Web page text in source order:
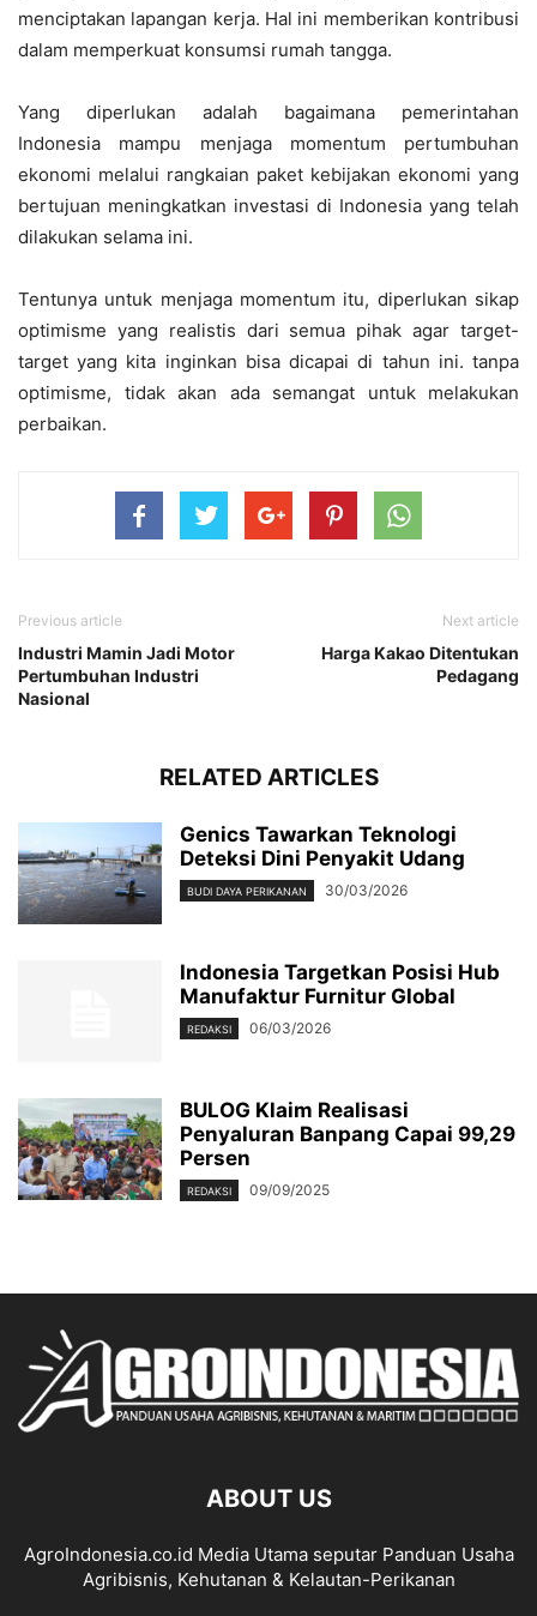
menciptakan lapangan kerja. Hal ini memberikan kontribusi
dalam memperkuat konsumsi rumah tangga.
Yang diperlukan adalah bagaimana pemerintahan
Indonesia mampu menjaga momentum pertumbuhan
ekonomi melalui rangkaian paket kebijakan ekonomi yang
bertujuan meningkatkan investasi di Indonesia yang telah
dilakukan selama ini.
Tentunya untuk menjaga momentum itu, diperlukan sikap
optimisme yang realistis dari semua pihak agar target-
target yang kita inginkan bisa dicapai di tahun ini. tanpa
optimisme, tidak akan ada semangat untuk melakukan
perbaikan.
Previous article
Industri Mamin Jadi Motor
Pertumbuhan Industri
Nasional
Next article
Harga Kakao Ditentukan
Pedagang
RELATED ARTICLES
Genics Tawarkan Teknologi
Deteksi Dini Penyakit Udang
BUDI DAYA PERIKANAN 30/03/2026
Indonesia Targetkan Posisi Hub
Manufaktur Furnitur Global
REDAKSI 06/03/2026
BULOG Klaim Realisasi
Penyaluran Banpang Capai 99,29
Persen
REDAKSI 09/09/2025
ABOUT US
AgroIndonesia.co.id Media Utama seputar Panduan Usaha
Agribisnis, Kehutanan & Kelautan-Perikanan